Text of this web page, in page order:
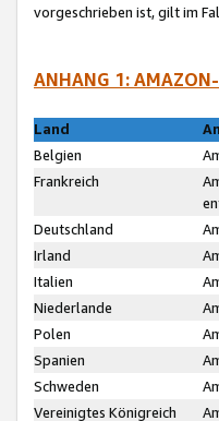
vorgeschrieben ist, gilt im
ANHANG 1:
Land
Belgien
Frankreich
Deutschland
Irland
Italien
Niederlande
Polen
Spanien
Schweden
Vereinigtes Königreich